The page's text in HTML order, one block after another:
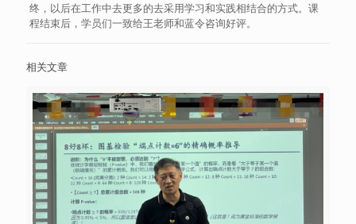
终，以后在工作中去更多的去采用学习和实践相结合的方式。课
程结束后，学员们一致给王老师和蓝令咨询好评。
相关文章